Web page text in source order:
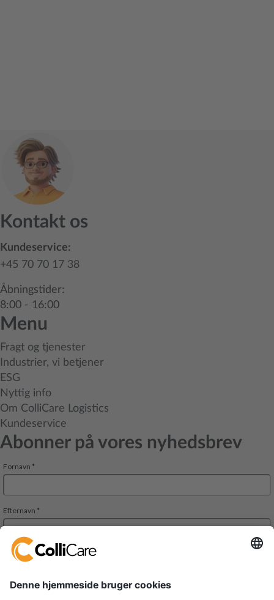
Kontakt os
Kundeservice:
+45 70 70 17 38
Åbningstider:
8:00 - 16:00
Menu
Fragt og tjenester
Industrier, vi betjener
ESG
Nyttig info
Om ColliCare Logistics
Kundeservice
Abonner på vores nyhedsbrev